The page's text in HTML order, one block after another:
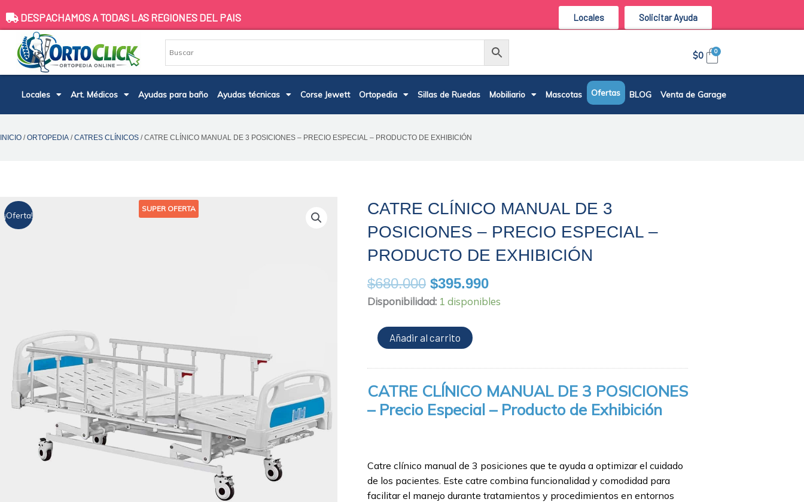
al
contenido
DESPACHAMOS A TODAS LAS REGIONES DEL PAIS Locales Solicitar Ayuda
$0 0
Carrito
Locales Art. Médicos Ayudas para baño Ayudas técnicas Corse Jewett Ortopedia Sillas de Ruedas Mobiliario Mascotas Ofertas BLOG Venta de Garage
INICIO /ORTOPEDIA /CATRES CLÍNICOS / CATRE CLÍNICO MANUAL DE 3 POSICIONES – PRECIO ESPECIAL – PRODUCTO DE EXHIBICIÓN
¡Oferta!
SUPER OFERTA
CATRE CLÍNICO MANUAL DE 3
POSICIONES – PRECIO ESPECIAL –
PRODUCTO DE EXHIBICIÓN
$680.000 El
precio
original
era:
$680.000.
$395.990El
precio
Disponibilidad: 1 disponibles
Catre
manual
de
-
Precio
de
Exhibición
cantidad
Añadir al carrito
CATRE CLÍNICO MANUAL DE 3 POSICIONES
– Precio Especial – Producto de Exhibición
Catre clínico manual de 3 posiciones que te ayuda a optimizar el cuidado
de los pacientes. Este catre combina funcionalidad y comodidad para
facilitar el manejo durante tratamientos y procedimientos en entornos